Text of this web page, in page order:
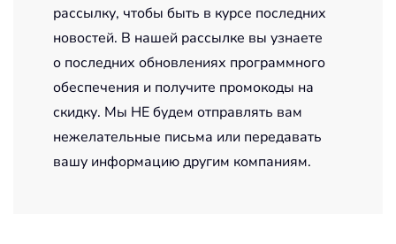
рассылку, чтобы быть в курсе последних
новостей. В нашей рассылке вы узнаете
о последних обновлениях программного
обеспечения и получите промокоды на
скидку. Мы НЕ будем отправлять вам
нежелательные письма или передавать
вашу информацию другим компаниям.